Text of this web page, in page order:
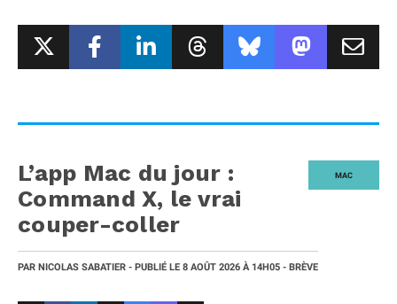
MAC
L’app Mac du jour :
Command X, le vrai
couper-coller
PAR NICOLAS SABATIER - PUBLIÉ LE 8 AOÛT 2026 À 14H05 - BRÈVE